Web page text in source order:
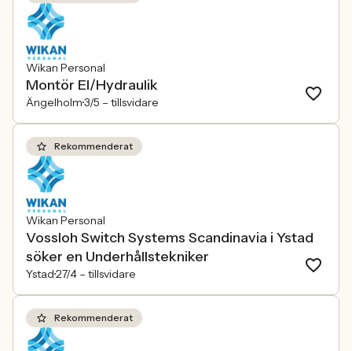
Wikan Personal
Montör El/Hydraulik
Ängelholm3/5 – tillsvidare
Rekommenderat
Wikan Personal
Vossloh Switch Systems Scandinavia i Ystad
söker en Underhållstekniker
Ystad27/4 – tillsvidare
Rekommenderat